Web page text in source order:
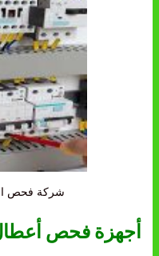
شركة فحص
أجهزة فحص أعطال